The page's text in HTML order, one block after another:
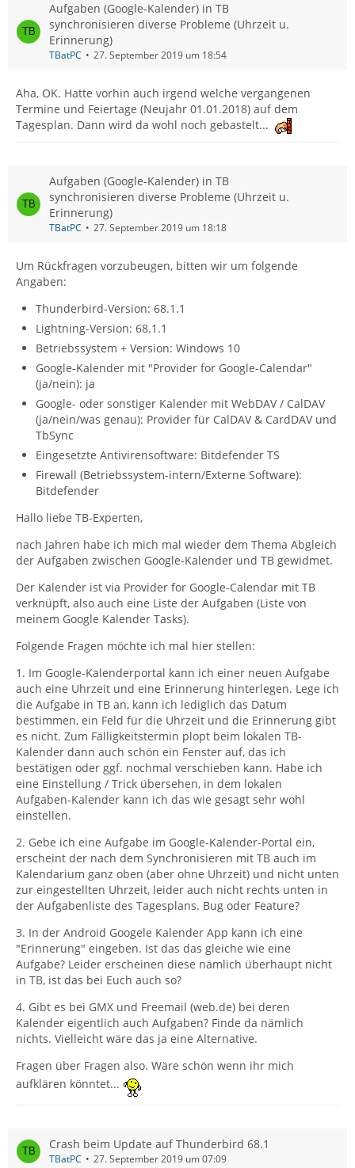
Aufgaben (Google-Kalender) in TB
synchronisieren diverse Probleme (Uhrzeit u.
Erinnerung)
TBatPC 27. September 2019 um 18:54
Aha, OK. Hatte vorhin auch irgend welche vergangenen
Termine und Feiertage (Neujahr 01.01.2018) auf dem
Tagesplan. Dann wird da wohl noch gebastelt...
Aufgaben (Google-Kalender) in TB
synchronisieren diverse Probleme (Uhrzeit u.
Erinnerung)
TBatPC 27. September 2019 um 18:18
Um Rückfragen vorzubeugen, bitten wir um folgende
Angaben:
Thunderbird-Version: 68.1.1
Lightning-Version: 68.1.1
Betriebssystem + Version: Windows 10
Google-Kalender mit "Provider for Google-Calendar"
(ja/nein): ja
Google- oder sonstiger Kalender mit WebDAV / CalDAV
(ja/nein/was genau): Provider für CalDAV & CardDAV und
TbSync
Eingesetzte Antivirensoftware: Bitdefender TS
Firewall (Betriebssystem-intern/Externe Software):
Bitdefender
Hallo liebe TB-Experten,
nach Jahren habe ich mich mal wieder dem Thema Abgleich
der Aufgaben zwischen Google-Kalender und TB gewidmet.
Der Kalender ist via Provider for Google-Calendar mit TB
verknüpft, also auch eine Liste der Aufgaben (Liste von
meinem Google Kalender Tasks).
Folgende Fragen möchte ich mal hier stellen:
1. Im Google-Kalenderportal kann ich einer neuen Aufgabe
auch eine Uhrzeit und eine Erinnerung hinterlegen. Lege ich
die Aufgabe in TB an, kann ich lediglich das Datum
bestimmen, ein Feld für die Uhrzeit und die Erinnerung gibt
es nicht. Zum Fälligkeitstermin plopt beim lokalen TB-
Kalender dann auch schön ein Fenster auf, das ich
bestätigen oder ggf. nochmal verschieben kann. Habe ich
eine Einstellung / Trick übersehen, in dem lokalen
Aufgaben-Kalender kann ich das wie gesagt sehr wohl
einstellen.
2. Gebe ich eine Aufgabe im Google-Kalender-Portal ein,
erscheint der nach dem Synchronisieren mit TB auch im
Kalendarium ganz oben (aber ohne Uhrzeit) und nicht unten
zur eingestellten Uhrzeit, leider auch nicht rechts unten in
der Aufgabenliste des Tagesplans. Bug oder Feature?
3. In der Android Googele Kalender App kann ich eine
"Erinnerung" eingeben. Ist das das gleiche wie eine
Aufgabe? Leider erscheinen diese nämlich überhaupt nicht
in TB, ist das bei Euch auch so?
4. Gibt es bei GMX und Freemail (web.de) bei deren
Kalender eigentlich auch Aufgaben? Finde da nämlich
nichts. Vielleicht wäre das ja eine Alternative.
Fragen über Fragen also. Wäre schön wenn ihr mich
aufklären könntet...
Crash beim Update auf Thunderbird 68.1
TBatPC 27. September 2019 um 07:09